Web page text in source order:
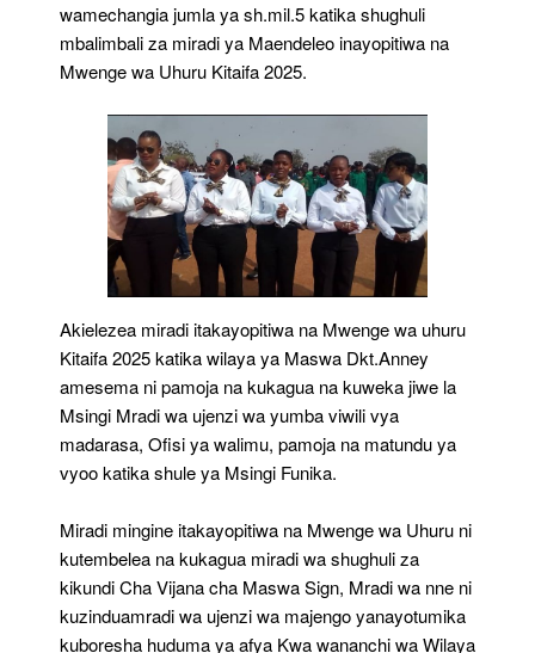
wamechangia jumla ya sh.mil.5 katika shughuli
mbalimbali za miradi ya Maendeleo inayopitiwa na
Mwenge wa Uhuru Kitaifa 2025.
Akielezea miradi itakayopitiwa na Mwenge wa uhuru
Kitaifa 2025 katika wilaya ya Maswa Dkt.Anney
amesema ni pamoja na kukagua na kuweka jiwe la
Msingi Mradi wa ujenzi wa yumba viwili vya
madarasa, Ofisi ya walimu, pamoja na matundu ya
vyoo katika shule ya Msingi Funika.
Miradi mingine itakayopitiwa na Mwenge wa Uhuru ni
kutembelea na kukagua miradi wa shughuli za
kikundi Cha Vijana cha Maswa Sign, Mradi wa nne ni
kuzinduamradi wa ujenzi wa majengo yanayotumika
kuboresha huduma ya afya Kwa wananchi wa Wilaya